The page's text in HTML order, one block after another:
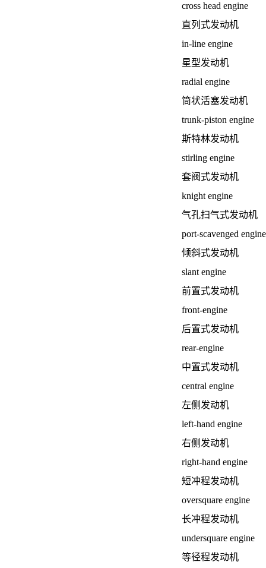
cross head engine
直列式发动机
in-line engine
星型发动机
radial engine
筒状活塞发动机
trunk-piston engine
斯特林发动机
stirling engine
套阀式发动机
knight engine
气孔扫气式发动机
port-scavenged engine
倾斜式发动机
slant engine
前置式发动机
front-engine
后置式发动机
rear-engine
中置式发动机
central engine
左侧发动机
left-hand engine
右侧发动机
right-hand engine
短冲程发动机
oversquare engine
长冲程发动机
undersquare engine
等径程发动机